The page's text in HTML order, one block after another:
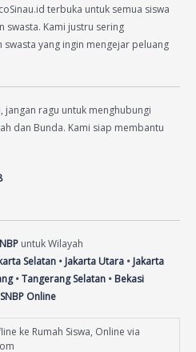
terbuka untuk semua siswa
swasta. Kami justru sering
yang ingin mengejar peluang
jangan ragu untuk menghubungi
dan Bunda. Kami siap membantu
untuk Wilayah
Selatan • Jakarta Utara • Jakarta
•Tangerang Selatan • Bekasi
Online
ke Rumah Siswa, Online via